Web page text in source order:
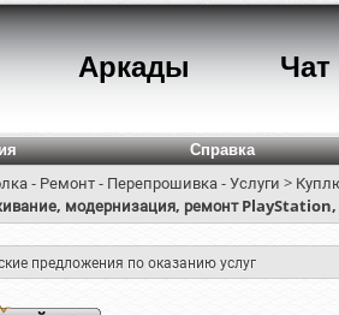
Аркады Чат
Справка
- Ремонт - Перепрошивка - Услуги >
модернизация, ремонт
предложения по оказанию услуг